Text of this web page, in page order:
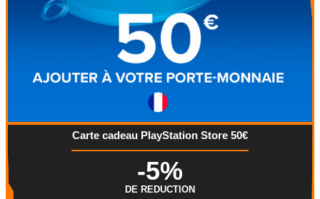
Carte cadeau PlayStation Store 50€
-5%
DE REDUCTION